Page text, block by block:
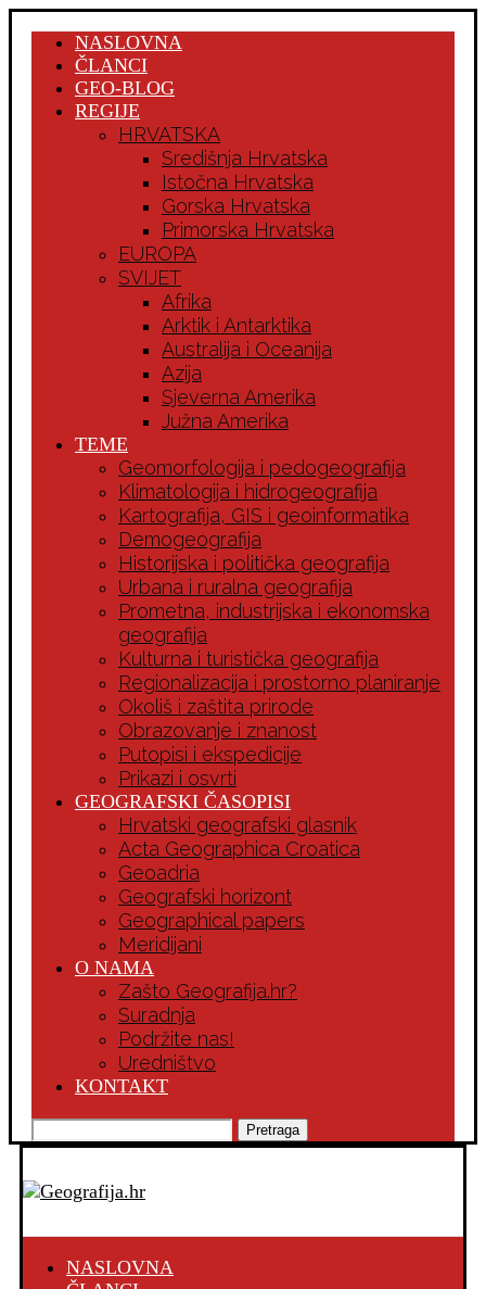
NASLOVNA
ČLANCI
GEO-BLOG
REGIJE
HRVATSKA
Središnja Hrvatska
Istočna Hrvatska
Gorska Hrvatska
Primorska Hrvatska
EUROPA
SVIJET
Afrika
Arktik i Antarktika
Australija i Oceanija
Azija
Sjeverna Amerika
Južna Amerika
TEME
Geomorfologija i pedogeografija
Klimatologija i hidrogeografija
Kartografija, GIS i geoinformatika
Demogeografija
Historijska i politička geografija
Urbana i ruralna geografija
Prometna, industrijska i ekonomska
geografija
Kulturna i turistička geografija
Regionalizacija i prostorno planiranje
Okoliš i zaštita prirode
Obrazovanje i znanost
Putopisi i ekspedicije
Prikazi i osvrti
GEOGRAFSKI ČASOPISI
Hrvatski geografski glasnik
Acta Geographica Croatica
Geoadria
Geografski horizont
Geographical papers
Meridijani
O NAMA
Zašto Geografija.hr?
Suradnja
Podržite nas!
Uredništvo
KONTAKT
Pretraga
NASLOVNA